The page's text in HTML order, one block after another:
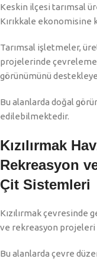
Keskin ilçesi tarımsal
Kırıkkale ekonomisine
Tarımsal işletmeler,
projelerinde çevreleme
görünümünü
Bu alanlarda doğal
edilebilmektedir.
Kızılırmak
Rekreasyon
Çit Sistemleri
Kızılırmak çevresinde
ve rekreasyon projeleri
Bu alanlarda çevre